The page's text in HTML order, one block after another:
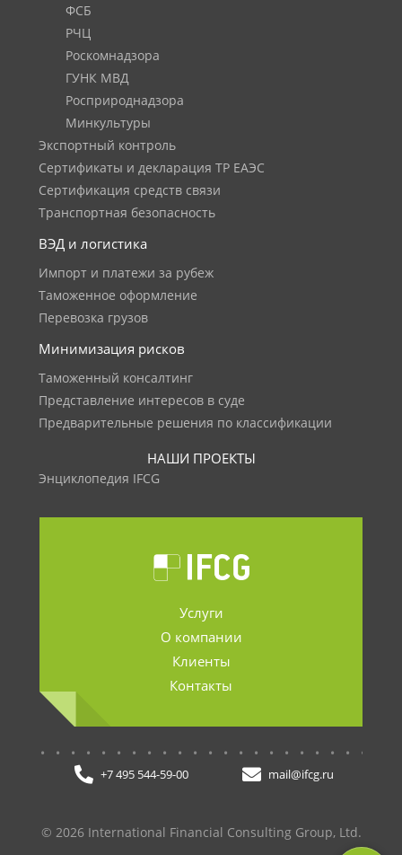
ФСБ
РЧЦ
Роскомнадзора
ГУНК МВД
Росприроднадзора
Минкультуры
Экспортный контроль
Сертификаты и декларация ТР ЕАЭС
Сертификация средств связи
Транспортная безопасность
ВЭД и логистика
Импорт и платежи за рубеж
Таможенное оформление
Перевозка грузов
Минимизация рисков
Таможенный консалтинг
Представление интересов в суде
Предварительные решения по классификации
НАШИ ПРОЕКТЫ
Энциклопедия IFCG
Услуги
О компании
Клиенты
Контакты
+7 495 544-59-00 mail@ifcg.ru
© 2026 International Financial Consulting Group, Ltd.